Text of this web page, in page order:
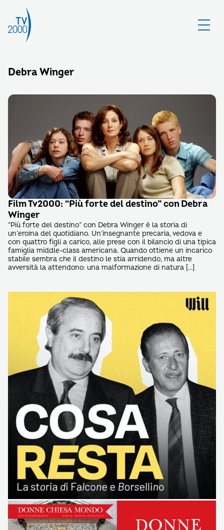
Debra Winger
Film Tv2000: “Più forte del destino” con Debra
Winger
“Più forte del destino” con Debra Winger è la storia di
un’eroina del quotidiano. Un’insegnante precaria, vedova e
con quattro figli a carico, alle prese con il bilancio di una tipica
famiglia middle-class americana. Quando ottiene un incarico
stabile sembra che il destino le stia arridendo, ma altre
avversità la attendono: una malformazione di natura […]